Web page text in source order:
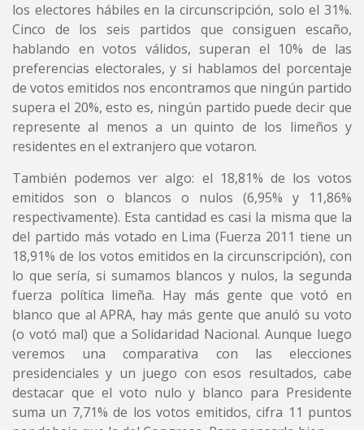
los electores hábiles en la circunscripción, solo el 31%.
Cinco de los seis partidos que consiguen escaño,
hablando en votos válidos, superan el 10% de las
preferencias electorales, y si hablamos del porcentaje
de votos emitidos nos encontramos que ningún partido
supera el 20%, esto es, ningún partido puede decir que
represente al menos a un quinto de los limeños y
residentes en el extranjero que votaron.
También podemos ver algo: el 18,81% de los votos
emitidos son o blancos o nulos (6,95% y 11,86%
respectivamente). Esta cantidad es casi la misma que la
del partido más votado en Lima (Fuerza 2011 tiene un
18,91% de los votos emitidos en la circunscripción), con
lo que sería, si sumamos blancos y nulos, la segunda
fuerza política limeña. Hay más gente que votó en
blanco que al APRA, hay más gente que anuló su voto
(o votó mal) que a Solidaridad Nacional. Aunque luego
veremos una comparativa con las elecciones
presidenciales y un juego con esos resultados, cabe
destacar que el voto nulo y blanco para Presidente
suma un 7,71% de los votos emitidos, cifra 11 puntos